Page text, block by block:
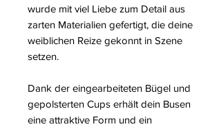
wurde mit viel Liebe zum Detail aus
zarten Materialien gefertigt, die deine
weiblichen Reize gekonnt in Szene
setzen.
Dank der eingearbeiteten Bügel und
gepolsterten Cups erhält dein Busen
eine attraktive Form und ein